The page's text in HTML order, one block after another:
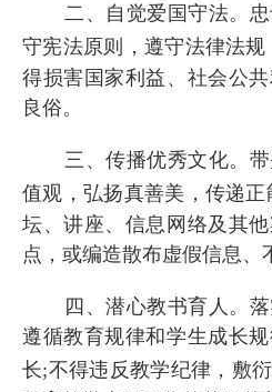
二、自觉爱国守法。
守宪法原则，遵守法律法
得损害国家利益、社会公
良俗。
三、传播优秀文化。
值观，弘扬真善美，传递正
坛、讲座、信息网络及其
点，或编造散布虚假信息、
四、潜心教书育人。
遵循教育规律和学生成长
长;不得违反教学纪律，敷